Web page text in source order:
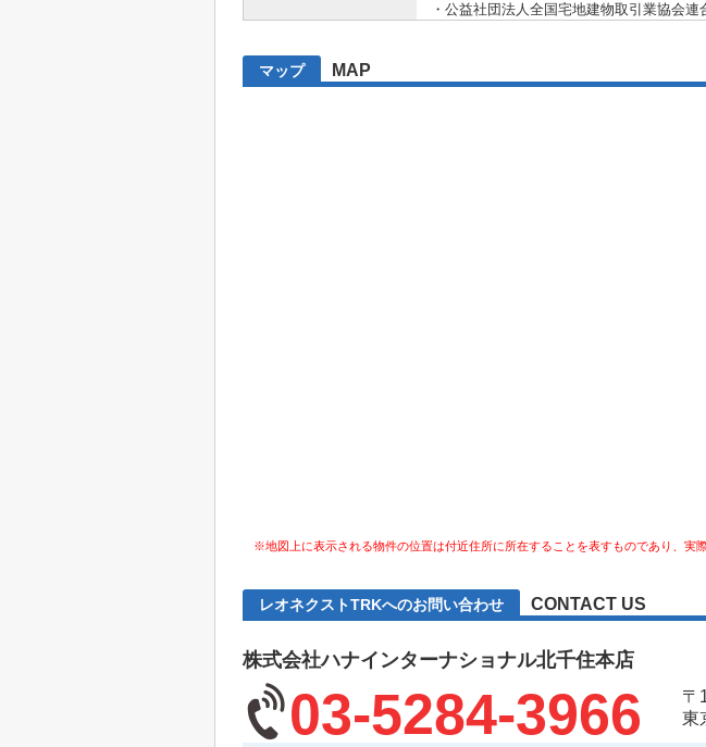
・公益社団法人全国宅地建物取引業協会連
マップ MAP
※地図上に表示される物件の位置は付近住所に所在することを表すものであり、実
レオネクストTRKへのお問い合わせ CONTACT US
株式会社ハナインターナショナル北千住本店
03-5284-3966
〒
東